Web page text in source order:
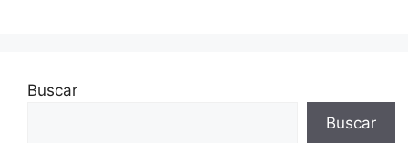
Buscar
Buscar